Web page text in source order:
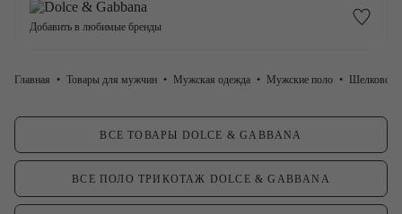
Добавить в любимые бренды
Главная Товары для мужчин Мужская одежда Мужские поло Шелковое
ВСЕ ТОВАРЫ DOLCE & GABBANA
ВСЕ ПОЛО ТРИКОТАЖ DOLCE & GABBANA